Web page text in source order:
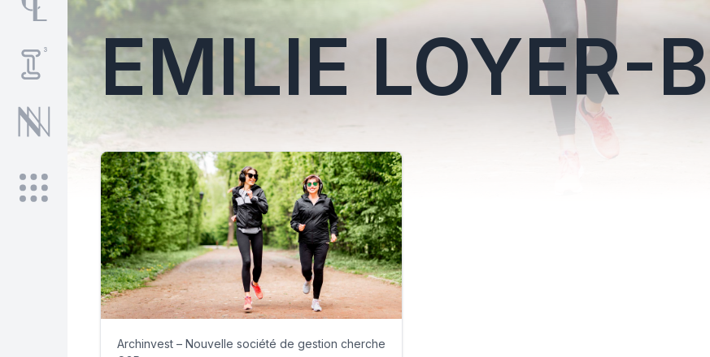
EMILIE LOYER-
Archinvest – Nouvelle société de gestion cherche